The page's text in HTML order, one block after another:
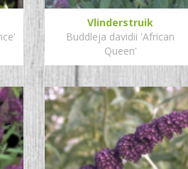
Vlinderstruik
Buddleja davidii 'African
Queen'